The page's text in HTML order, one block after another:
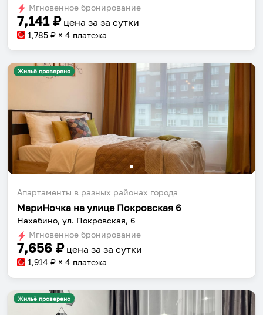
changing
dates.
changing
dates.
Мгновенное бронирование
7,141₽ цена за за сутки
1,785 ₽ × 4 платежа
Жильё проверено
Апартаменты в разных районах города
МариНочка на улице Покровская 6
Нахабино, ул. Покровская, 6
Мгновенное бронирование
7,656 ₽ цена за за сутки
1,914 ₽ × 4 платежа
Жильё проверено